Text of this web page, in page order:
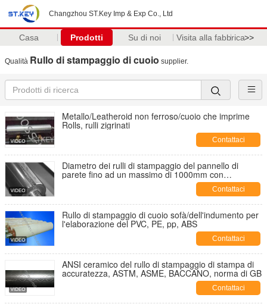
Changzhou ST.Key Imp & Exp Co., Ltd
Casa Prodotti Su di noi Visita alla fabbrica>>
Qualità Rullo di stampaggio di cuoio supplier.
Metallo/Leatheroid non ferroso/cuoio che imprime
Rolls, rulli zigrinati
Contattaci
Diametro dei rulli di stampaggio del pannello di
parete fino ad un massimo di 1000mm con
rivestimento dello specchio/sabbia/spruzzoContattaci
Rullo di stampaggio di cuoio sofà/dell'indumento per
l'elaborazione del PVC, PE, pp, ABS
Contattaci
ANSI ceramico del rullo di stampaggio di stampa di
accuratezza, ASTM, ASME, BACCANO, norma di GB
Contattaci